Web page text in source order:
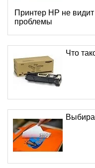
Принтер HP не
проблемы
Что